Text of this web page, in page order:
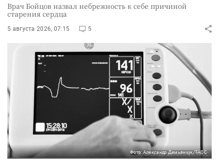
Врач Бойцов назвал небрежность к себе причиной
старения сердца
5 августа 2026, 07:15 5
Фото: Александр Демьянчук/ТАСС